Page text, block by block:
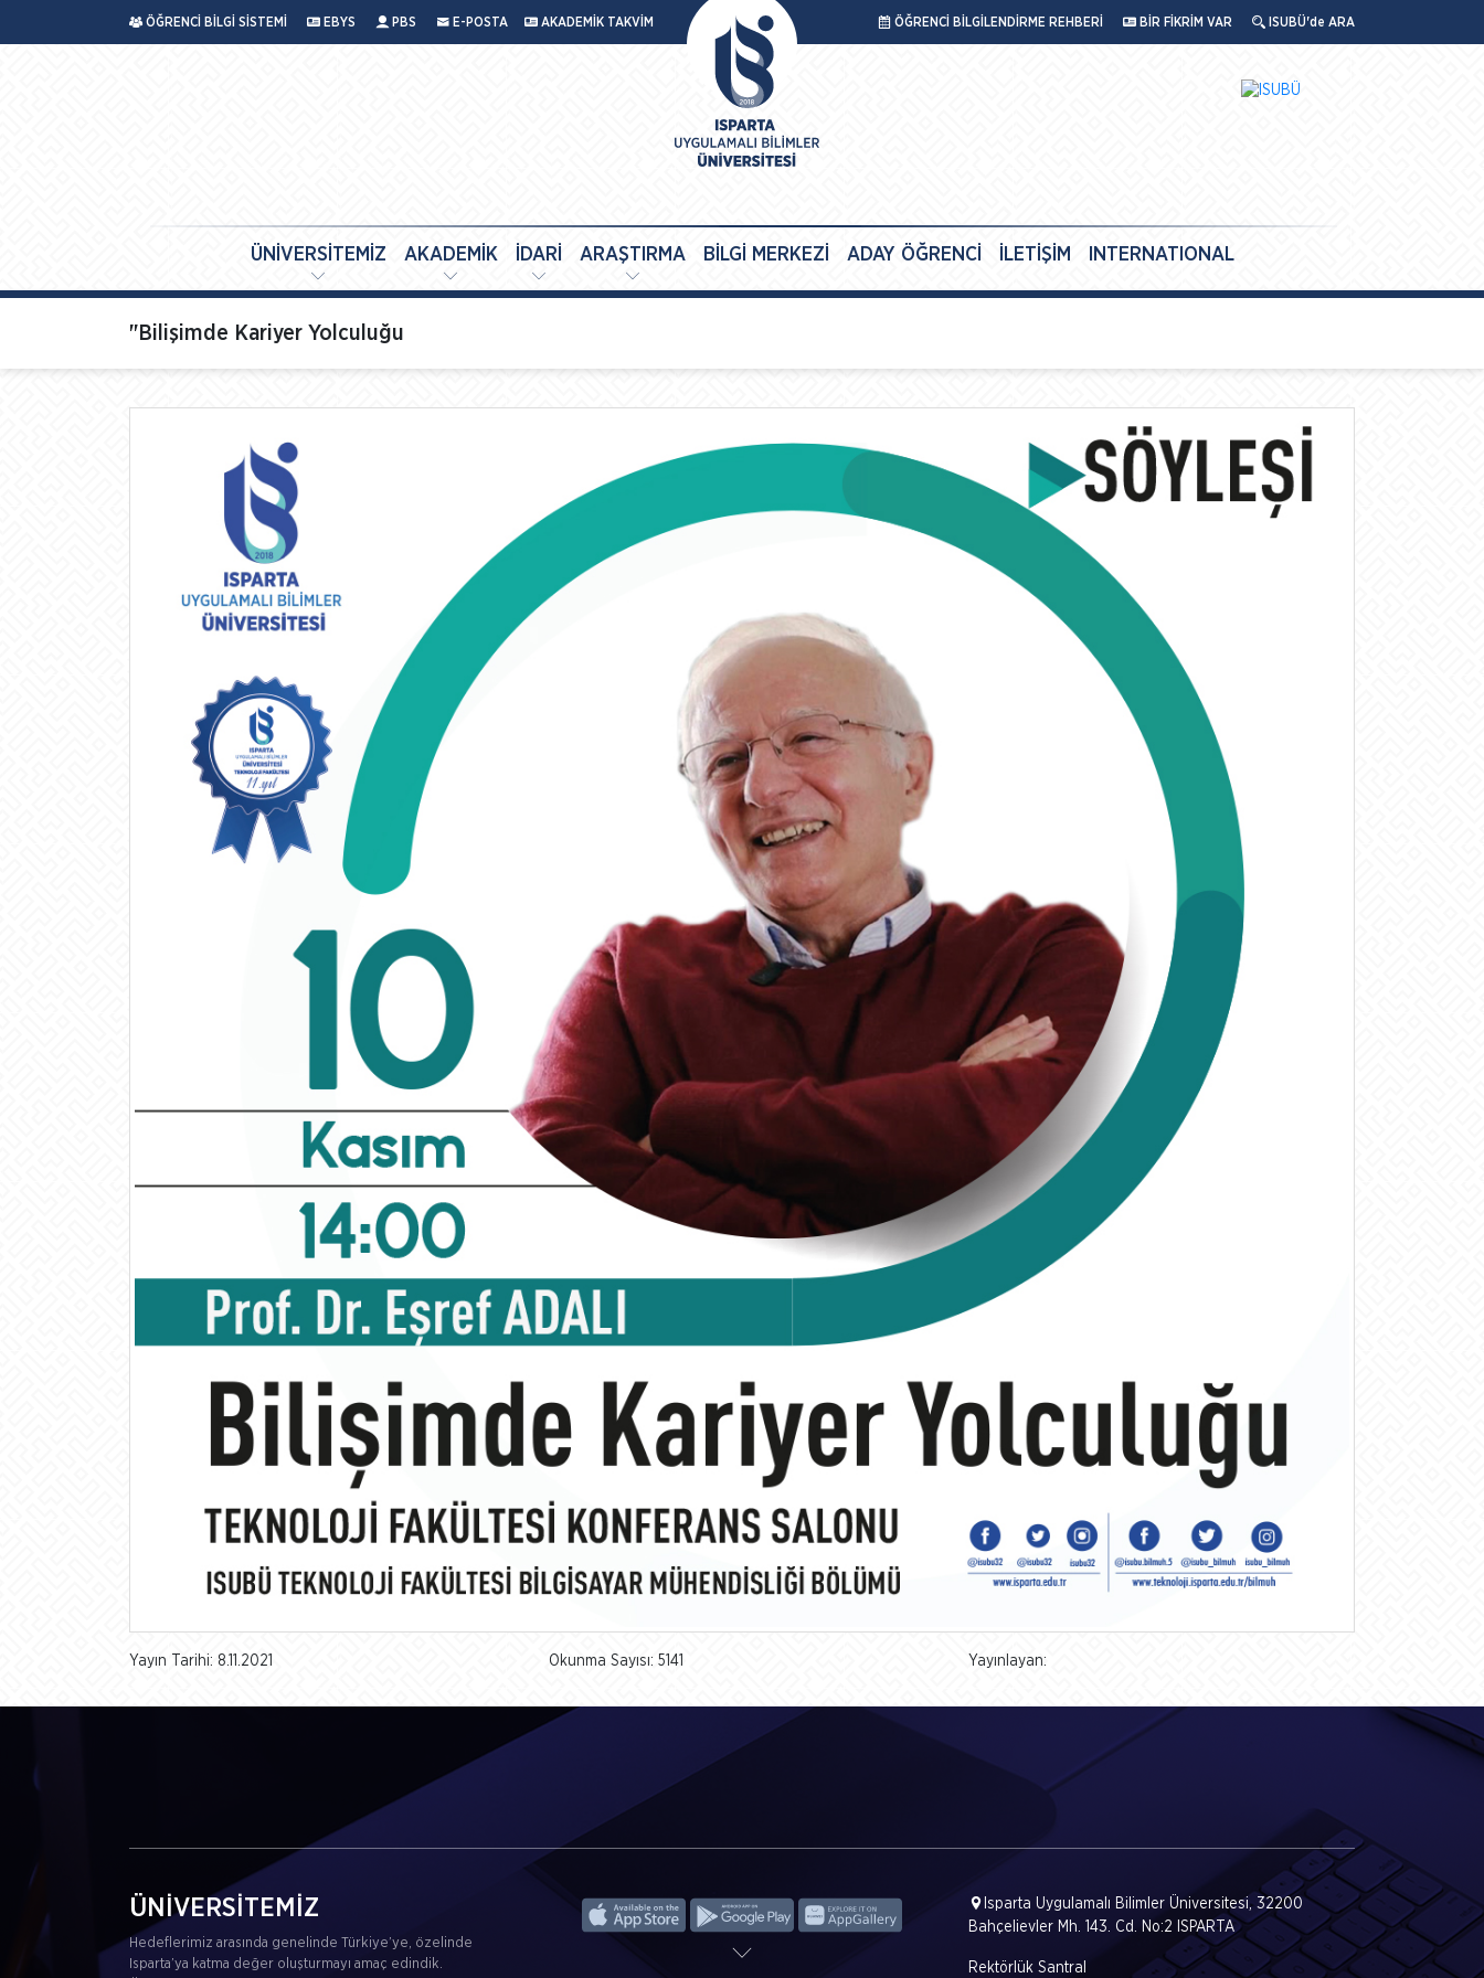
ÖĞRENCİ BİLGİ SİSTEMİ EBYS PBS E-POSTA AKADEMİK TAKVİM ÖĞRENCİ BİLGİLENDİRME REHBERİ BİR FİKRİM VAR ISUBÜ'de ARA
ÜNİVERSİTEMİZ AKADEMİK İDARİ ARAŞTIRMA BİLGİ MERKEZİ ADAY ÖĞRENCİ İLETİŞİM INTERNATIONAL
"Bilişimde Kariyer Yolculuğu
Yayın Tarihi: 8.11.2021 Okunma Sayısı: 5141 Yayınlayan:
ÜNİVERSİTEMİZ
Hedeflerimiz arasında genelinde Türkiye’ye, özelinde
Isparta’ya katma değer oluşturmayı amaç edindik.
Isparta Uygulamalı Bilimler Üniversitesi, 32200
Bahçelievler Mh. 143. Cd. No:2 ISPARTA
Rektörlük Santral